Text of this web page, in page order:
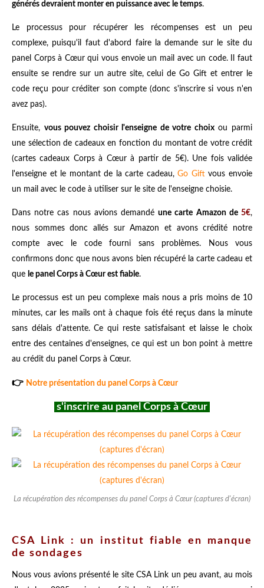
générés devraient monter en puissance avec le temps.
Le processus pour récupérer les récompenses est un peu
complexe, puisqu'il faut d'abord faire la demande sur le site du
panel Corps à Cœur qui vous envoie un mail avec un code. Il faut
ensuite se rendre sur un autre site, celui de Go Gift et entrer le
code reçu pour créditer son compte (donc s'inscrire si vous n'en
avez pas).
Ensuite, vous pouvez choisir l'enseigne de votre choixou parmi
une sélection de cadeaux en fonction du montant de votre crédit
(cartes cadeaux Corps à Cœur à partir de 5€). Une fois validée
l'enseigne et le montant de la carte cadeau,Go Giftvous envoie
un mail avec le code à utiliser sur le site de l'enseigne choisie.
Dans notre cas nous avions demandéune carte Amazon de5€,
nous sommes donc allés sur Amazon et avons crédité notre
compte avec le code fourni sans problèmes. Nous vous
confirmons donc que nous avons bien récupéré la carte cadeau et
que le panel Corps à Cœur est fiable.
Le processus est un peu complexe mais nous a pris moins de 10
minutes, car les mails ont à chaque fois été reçus dans la minute
sans délais d'attente. Ce qui reste satisfaisant et laisse le choix
entre des centaines d'enseignes, ce qui est un bon point à mettre
au crédit du panel Corps à Cœur.
👉 Notre présentation du panel Corps à Cœur
s'inscrire au panel Corps à Cœur
La récupération des récompenses du panel Corps à Cœur (captures d'écran)
CSA Link : un institut fiable en manque
de sondages
Nous vous avions présenté le site CSA Link un peu avant, au mois